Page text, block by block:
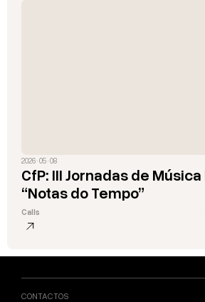
2026 · 05 · 08
CfP: III Jornadas de
“Notas do Tempo”
Calls
CONTACTOS